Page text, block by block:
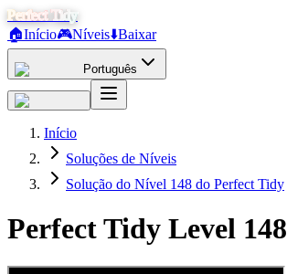
Perfect Tidy
🏠Início🎮Níveis⬇️Baixar
Português
Início
Soluções de Níveis
Solução do Nível 148 do Perfect Tidy
Perfect Tidy Level 148